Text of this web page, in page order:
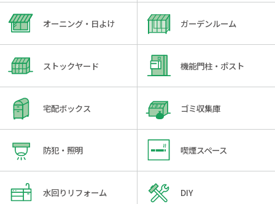
オーニング・日よけ ガーデンルーム
ストックヤード 機能門柱・ポスト
宅配ボックス ゴミ収集庫
防犯・照明 喫煙スペース
水回りリフォーム DIY